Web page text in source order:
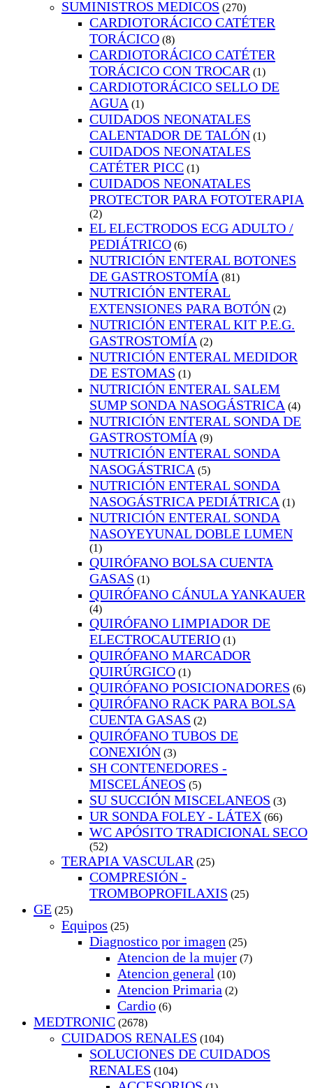
SUMINISTROS MEDICOS (270)
CARDIOTORÁCICO CATÉTER
TORÁCICO (8)
CARDIOTORÁCICO CATÉTER
TORÁCICO CON TROCAR (1)
CARDIOTORÁCICO SELLO DE
AGUA (1)
CUIDADOS NEONATALES
CALENTADOR DE TALÓN (1)
CUIDADOS NEONATALES
CATÉTER PICC (1)
CUIDADOS NEONATALES
PROTECTOR PARA FOTOTERAPIA
(2)
EL ELECTRODOS ECG ADULTO /
PEDIÁTRICO (6)
NUTRICIÓN ENTERAL BOTONES
DE GASTROSTOMÍA (81)
NUTRICIÓN ENTERAL
EXTENSIONES PARA BOTÓN (2)
NUTRICIÓN ENTERAL KIT P.E.G.
GASTROSTOMÍA (2)
NUTRICIÓN ENTERAL MEDIDOR
DE ESTOMAS (1)
NUTRICIÓN ENTERAL SALEM
SUMP SONDA NASOGÁSTRICA (4)
NUTRICIÓN ENTERAL SONDA DE
GASTROSTOMÍA (9)
NUTRICIÓN ENTERAL SONDA
NASOGÁSTRICA (5)
NUTRICIÓN ENTERAL SONDA
NASOGÁSTRICA PEDIÁTRICA (1)
NUTRICIÓN ENTERAL SONDA
NASOYEYUNAL DOBLE LUMEN
(1)
QUIRÓFANO BOLSA CUENTA
GASAS (1)
QUIRÓFANO CÁNULA YANKAUER
(4)
QUIRÓFANO LIMPIADOR DE
ELECTROCAUTERIO (1)
QUIRÓFANO MARCADOR
QUIRÚRGICO (1)
QUIRÓFANO POSICIONADORES (6)
QUIRÓFANO RACK PARA BOLSA
CUENTA GASAS (2)
QUIRÓFANO TUBOS DE
CONEXIÓN (3)
SH CONTENEDORES -
MISCELÁNEOS (5)
SU SUCCIÓN MISCELANEOS (3)
UR SONDA FOLEY - LÁTEX (66)
WC APÓSITO TRADICIONAL SECO
(52)
TERAPIA VASCULAR (25)
COMPRESIÓN -
TROMBOPROFILAXIS (25)
GE (25)
Equipos (25)
Diagnostico por imagen (25)
Atencion de la mujer (7)
Atencion general (10)
Atencion Primaria (2)
Cardio (6)
MEDTRONIC (2678)
CUIDADOS RENALES (104)
SOLUCIONES DE CUIDADOS
RENALES (104)